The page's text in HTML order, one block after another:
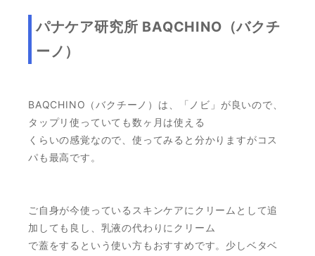
パナケア研究所 BAQCHINO（バクチ
ーノ）
BAQCHINO（バクチーノ）は、「ノビ」が良いので、
タップリ使っていても数ヶ月は使える
くらいの感覚なので、使ってみると分かりますがコス
パも最高です。
ご自身が今使っているスキンケアにクリームとして追
加しても良し、乳液の代わりにクリーム
で蓋をするという使い方もおすすめです。少しベタベ